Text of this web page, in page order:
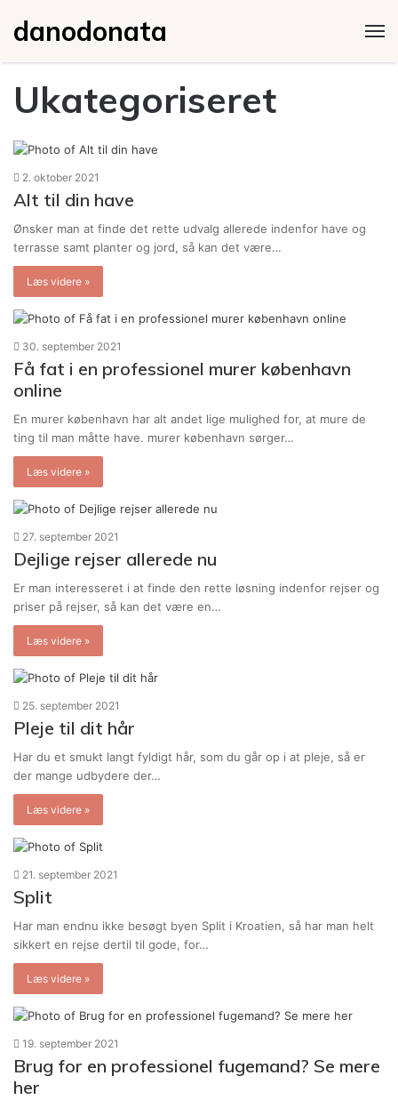
danodonata
Ukategoriseret
2. oktober 2021
Alt til din have
Ønsker man at finde det rette udvalg allerede indenfor have og
terrasse samt planter og jord, så kan det være…
Læs videre »
30. september 2021
Få fat i en professionel murer københavn
online
En murer københavn har alt andet lige mulighed for, at mure de
ting til man måtte have. murer københavn sørger…
Læs videre »
27. september 2021
Dejlige rejser allerede nu
Er man interesseret i at finde den rette løsning indenfor rejser og
priser på rejser, så kan det være en…
Læs videre »
25. september 2021
Pleje til dit hår
Har du et smukt langt fyldigt hår, som du går op i at pleje, så er
der mange udbydere der…
Læs videre »
21. september 2021
Split
Har man endnu ikke besøgt byen Split i Kroatien, så har man helt
sikkert en rejse dertil til gode, for…
Læs videre »
19. september 2021
Brug for en professionel fugemand? Se mere
her